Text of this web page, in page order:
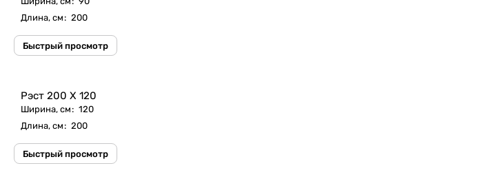
Длина, см: 200
Быстрый просмотр
Рэст 200 X 120
Ширина, см: 120
Длина, см: 200
Быстрый просмотр